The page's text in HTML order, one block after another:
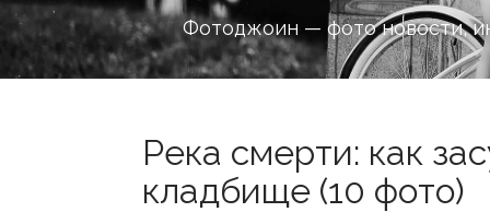
Фотоджоин — фото новости,
Река смерти: как
кладбище (10 фото)